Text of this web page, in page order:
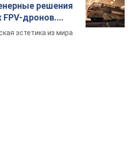
решения
FPV-дронов.
эстетика из мира